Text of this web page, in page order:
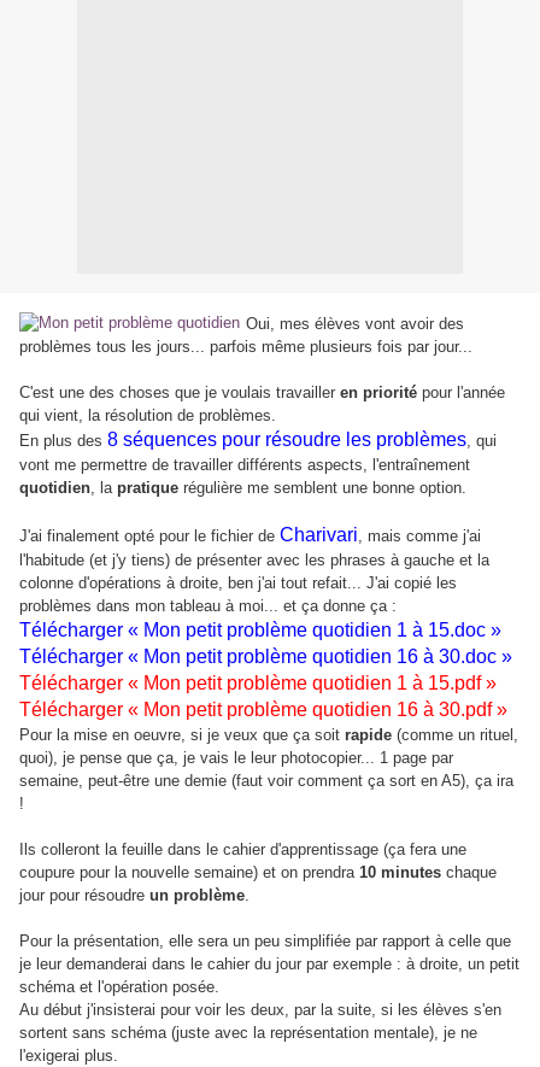
Oui, mes élèves vont avoir des
problèmes tous les jours... parfois même plusieurs fois par jour...
C'est une des choses que je voulais travailler en priorité pour l'année
qui vient, la résolution de problèmes.
En plus des 8 séquences pour résoudre les problèmes, qui
vont me permettre de travailler différents aspects, l'entraînement
quotidien, la pratique régulière me semblent une bonne option.
J'ai finalement opté pour le fichier de Charivari, mais comme j'ai
l'habitude (et j'y tiens) de présenter avec les phrases à gauche et la
colonne d'opérations à droite, ben j'ai tout refait... J'ai copié les
problèmes dans mon tableau à moi... et ça donne ça :
Télécharger « Mon petit problème quotidien 1 à 15.doc »
Télécharger « Mon petit problème quotidien 16 à 30.doc »
Télécharger « Mon petit problème quotidien 1 à 15.pdf »
Télécharger « Mon petit problème quotidien 16 à 30.pdf »
Pour la mise en oeuvre, si je veux que ça soit rapide (comme un rituel,
quoi), je pense que ça, je vais le leur photocopier... 1 page par
semaine, peut-être une demie (faut voir comment ça sort en A5), ça ira
!
Ils colleront la feuille dans le cahier d'apprentissage (ça fera une
coupure pour la nouvelle semaine) et on prendra 10 minutes chaque
jour pour résoudre un problème.
Pour la présentation, elle sera un peu simplifiée par rapport à celle que
je leur demanderai dans le cahier du jour par exemple : à droite, un petit
schéma et l'opération posée.
Au début j'insisterai pour voir les deux, par la suite, si les élèves s'en
sortent sans schéma (juste avec la représentation mentale), je ne
l'exigerai plus.